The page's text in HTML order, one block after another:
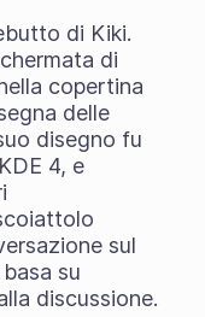
di Kiki.
di
copertina
delle
disegno fu
4, e
sul
su
discussione.